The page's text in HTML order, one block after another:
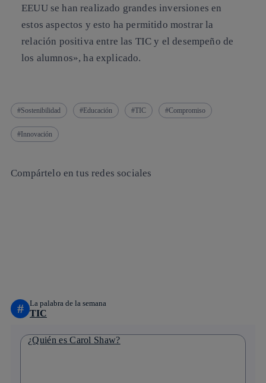
EEUU se han realizado grandes inversiones en
estos aspectos y esto ha permitido mostrar la
relación positiva entre las TIC y el desempeño de
los alumnos», ha explicado.
Sostenibilidad Educación TIC Compromiso
Innovación
Compártelo en tus redes sociales
# La palabra de la semana
TIC
¿Quién es Carol Shaw?